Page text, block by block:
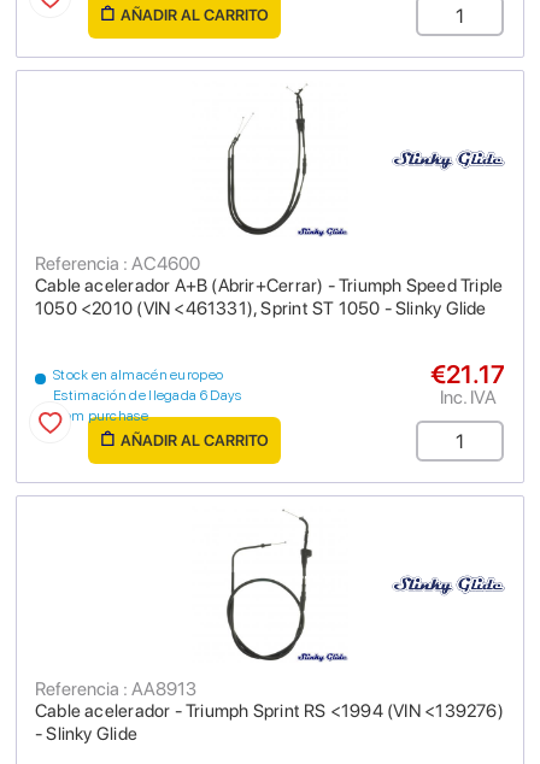
AÑADIR AL CARRITO
Cable acelerador A+B (Abrir+Cerrar) - Triumph Speed Triple
1050 <2010 (VIN <461331), Sprint ST 1050 - Slinky Glide
Referencia : AC4600
Stock en almacén europeo
Estimación de llegada 6 Days
from purchase
€21.17
Inc. IVA
AÑADIR AL CARRITO
Cable acelerador - Triumph Sprint RS <1994 (VIN <139276)
- Slinky Glide
Referencia : AA8913